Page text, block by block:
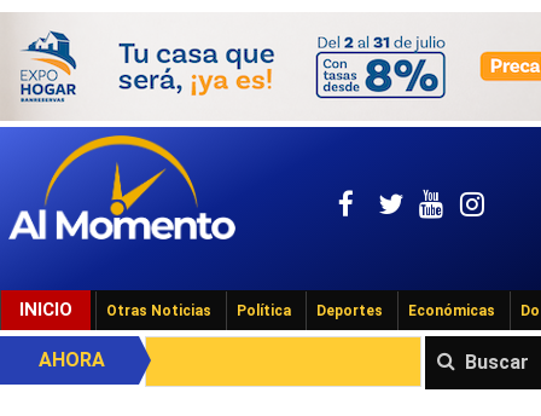
INICIO Otras Noticias Política Deportes Económicas
Buscar
AHORA